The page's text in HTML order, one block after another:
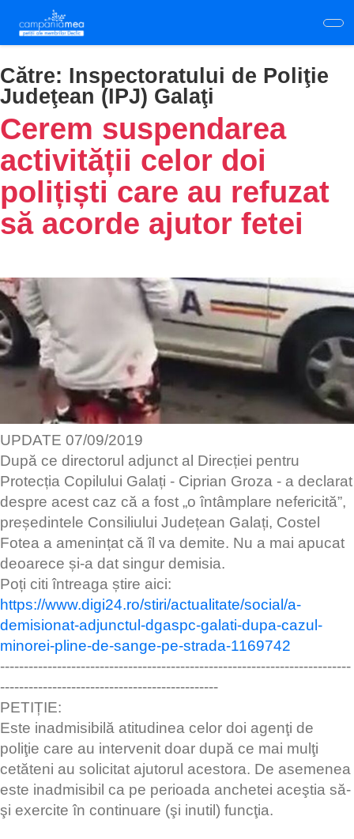
main
content
Către: Inspectoratului de Poliţie
Judeţean (IPJ) Galaţi
Cerem suspendarea
activității celor doi
polițiști care au refuzat
să acorde ajutor fetei
UPDATE 07/09/2019
După ce directorul adjunct al Direcției pentru
Protecția Copilului Galați - Ciprian Groza - a declarat
despre acest caz că a fost „o întâmplare nefericită”,
președintele Consiliului Județean Galați, Costel
Fotea a amenințat că îl va demite. Nu a mai apucat
deoarece și-a dat singur demisia.
Poți citi întreaga știre aici:
https://www.digi24.ro/stiri/actualitate/social/a-
demisionat-adjunctul-dgaspc-galati-dupa-cazul-
minorei-pline-de-sange-pe-strada-1169742
--------------------------------------------------------------------------
----------------------------------------------
PETIȚIE:
Este inadmisibilă atitudinea celor doi agenţi de
poliţie care au intervenit doar după ce mai mulţi
cetăteni au solicitat ajutorul acestora. De asemenea
este inadmisibil ca pe perioada anchetei aceştia să-
şi exercite în continuare (şi inutil) funcţia.